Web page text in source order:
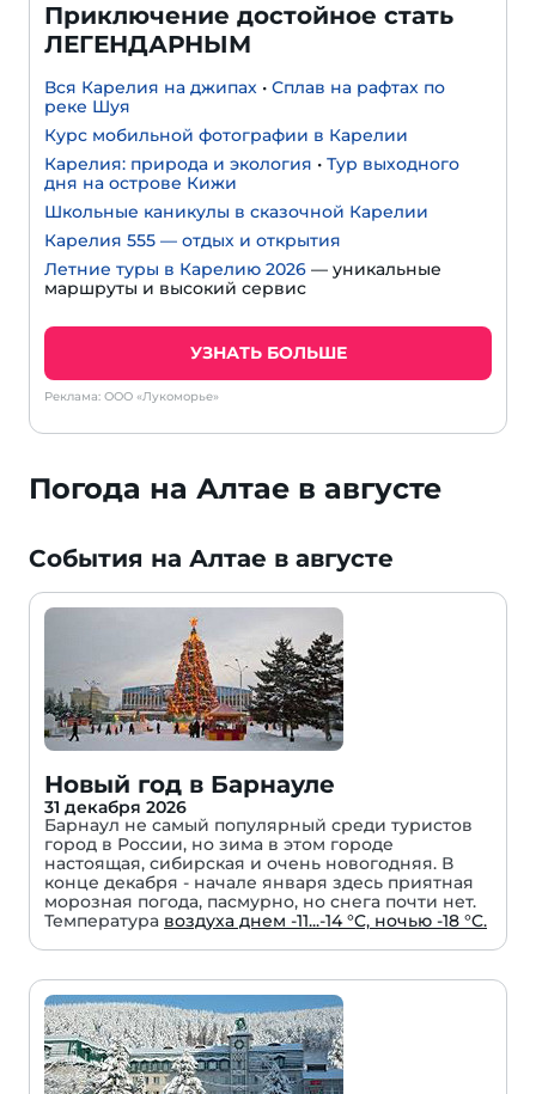
Приключение достойное стать
ЛЕГЕНДАРНЫМ
Вся Карелия на джипах • Сплав на рафтах по
реке Шуя
Курс мобильной фотографии в Карелии
Карелия: природа и экология • Тур выходного
дня на острове Кижи
Школьные каникулы в сказочной Карелии
Карелия 555 — отдых и открытия
Летние туры в Карелию 2026 — уникальные
маршруты и высокий сервис
УЗНАТЬ БОЛЬШЕ
Реклама: ООО «Лукоморье»
Погода на Алтае в августе
События на Алтае в августе
Новый год в Барнауле
31 декабря 2026
Барнаул не самый популярный среди туристов
город в России, но зима в этом городе
настоящая, сибирская и очень новогодняя. В
конце декабря - начале января здесь приятная
морозная погода, пасмурно, но снега почти нет.
Температура воздуха днем -11...-14 °C, ночью -18 °C.